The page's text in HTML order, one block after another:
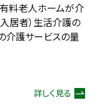
料老人ホームが介
居者）生活介護の
介護サービスの量
詳しく見る